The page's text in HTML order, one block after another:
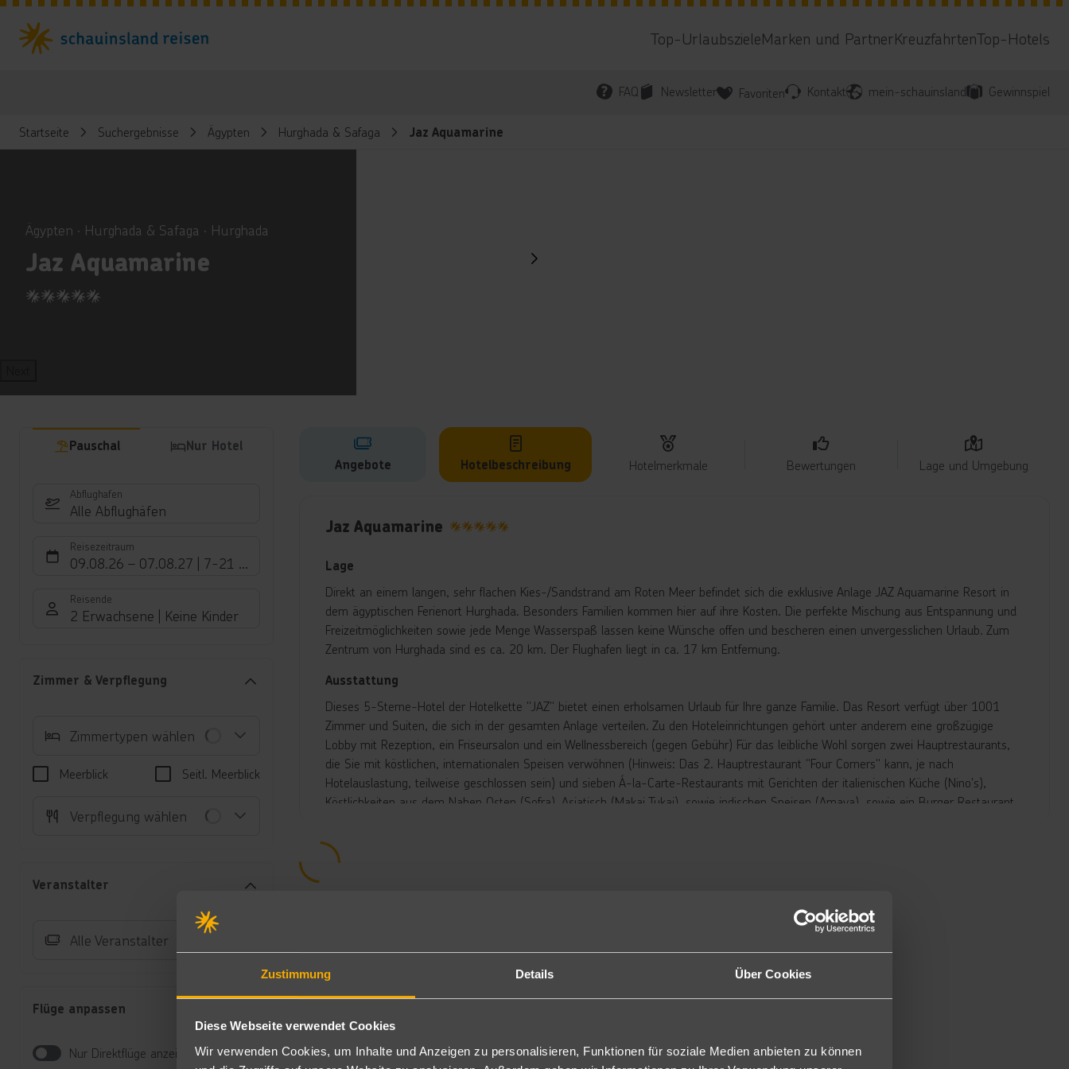
Zustimmung Details Über Cookies
Diese Webseite verwendet Cookies
Wir verwenden Cookies, um Inhalte und Anzeigen zu personalisieren, Funktionen für soziale Medien anbieten zu können
Top-UrlaubszieleMarken und PartnerKreuzfahrtenTop-Hotels
FAQ Newsletter Favoriten Kontakt mein-schauinsland Gewinnspiel
Startseite Suchergebnisse Ägypten Hurghada & Safaga Jaz Aquamarine
Ägypten ∙ Hurghada & Safaga ∙ Hurghada
Jaz Aquamarine
5
Pauschal Nur Hotel
Abflughafen
Alle Abflughäfen
Reisezeitraum
09.08.26 – 07.08.27 7-21 Nächte
Reisende
2 Erwachsene Keine Kinder
Zimmer & Verpflegung
Zimmertypen wählen
Meerblick Seitl. Meerblick
Verpflegung wählen
Veranstalter
Alle Veranstalter
Flüge anpassen
Nur Direktflüge anzeigen
Angebote Hotelbeschreibung Hotelmerkmale Bewertungen Lage und Umgebung
Jaz Aquamarine
Lage
Direkt an einem langen, sehr flachen Kies-/Sandstrand am Roten Meer befindet sich die exklusive Anlage JAZ Aquamarine Resort in
dem ägyptischen Ferienort Hurghada. Besonders Familien kommen hier auf ihre Kosten. Die perfekte Mischung aus Entspannung und
Freizeitmöglichkeiten sowie jede Menge Wasserspaß lassen keine Wünsche offen und bescheren einen unvergesslichen Urlaub. Zum
Zentrum von Hurghada sind es ca. 20 km. Der Flughafen liegt in ca. 17 km Entfernung.
Ausstattung
Dieses 5-Sterne-Hotel der Hotelkette "JAZ" bietet einen erholsamen Urlaub für Ihre ganze Familie. Das Resort verfügt über 1001
Zimmer und Suiten, die sich in der gesamten Anlage verteilen. Zu den Hoteleinrichtungen gehört unter anderem eine großzügige
Lobby mit Rezeption, ein Friseursalon und ein Wellnessbereich (gegen Gebühr) Für das leibliche Wohl sorgen zwei Hauptrestaurants,
die Sie mit köstlichen, internationalen Speisen verwöhnen (Hinweis: Das 2. Hauptrestaurant "Four Corners" kann, je nach
Hotelauslastung, teilweise geschlossen sein) und sieben Á-la-Carte-Restaurants mit Gerichten der italienischen Küche (Nino's),
Köstlichkeiten aus dem Nahen Osten (Sofra), Asiatisch (Makai Tukai), sowie indischen Speisen (Amaya), sowie ein Burger Restaurant
Mindestaufenthalt 7 Tage). Das Meeresfrüchte Restaurant (Corallo) ist gegen Gebühr). Ergänzt wird das Angebot durch sechs Bars. Im
weitläufigen Gartenbereich befinden sich 17 Swimmingpools (teilweise im Winter beheizbar) mit separaten Kinderpools,
Hotelauslastung teilweise abwechselnd geöffnet sind und insgesamt 13 Rutschen (inklusive vier Rutschen für Kinder) verfügen
(Wasserrutschen am Strand ab 120 cm und max. 120 kg). Liegen, Sonnenschirme und Badetücher sind am Pool und am Strand
inklusive. Am Strand befinden sich außerdem Beach Kiosks mit verschiedenen Snacks.
Unterbringung
Safe, TV, Telefon, Minibar (gegen Gebühr), Tee/Kaffezubereiter, Wasserkocher und Balkon oder Terrasse mit Sitzmöglichkeiten und
Gartenblick.
Auch mit Poolblick (DSP), Meerblick (DMU) oder zur Alleinnutzung (DEU/ESP/EMU) buchbar.